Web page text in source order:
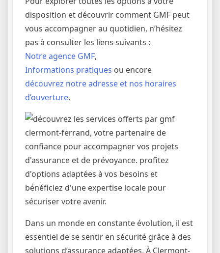
disposition et découvrir comment GMF peut
vous accompagner au quotidien, n’hésitez
pas à consulter les liens suivants :
Notre agence GMF,
Informations pratiques ou encore
découvrez notre adresse et nos horaires
d’ouverture.
Dans un monde en constante évolution, il est
essentiel de se sentir en sécurité grâce à des
solutions d’assurance adaptées. À Clermont-